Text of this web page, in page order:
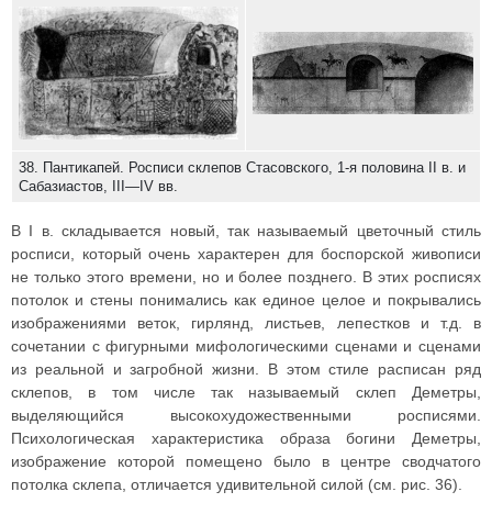
38. Пантикапей. Росписи склепов Стасовского, 1-я половина II в. и
Сабазиастов, III—IV вв.
В I в. складывается новый, так называемый цветочный стиль
росписи, который очень характерен для боспорской живописи
не только этого времени, но и более позднего. В этих росписях
потолок и стены понимались как единое целое и покрывались
изображениями веток, гирлянд, листьев, лепестков и т.д. в
сочетании с фигурными мифологическими сценами и сценами
из реальной и загробной жизни. В этом стиле расписан ряд
склепов, в том числе так называемый склеп Деметры,
выделяющийся высокохудожественными росписями.
Психологическая характеристика образа богини Деметры,
изображение которой помещено было в центре сводчатого
потолка склепа, отличается удивительной силой (см. рис. 36).